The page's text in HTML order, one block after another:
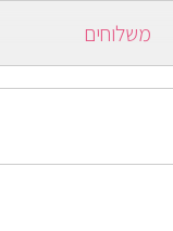
ורענן.
משלוחים
אישור ההזמנה.